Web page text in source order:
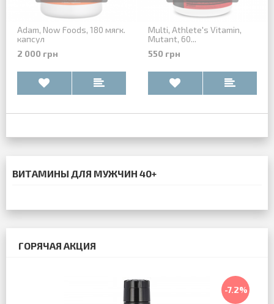
ГОРЯЧАЯ АКЦИЯ
-7.2%
Adam, Now Foods, 180 мягк.
капсул
2 000 грн
Multi, Athlete's Vitamin,
Mutant, 60...
550 грн
ВИТАМИНЫ ДЛЯ МУЖЧИН 40+